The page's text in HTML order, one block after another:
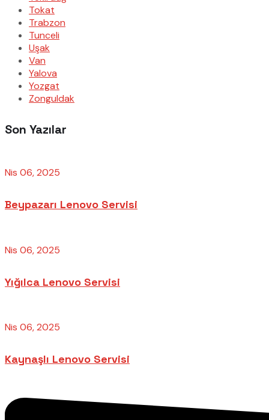
Tokat
Trabzon
Tunceli
Uşak
Van
Yalova
Yozgat
Zonguldak
Son Yazılar
Nis 06, 2025
Beypazarı Lenovo Servisi
Nis 06, 2025
Yığılca Lenovo Servisi
Nis 06, 2025
Kaynaşlı Lenovo Servisi